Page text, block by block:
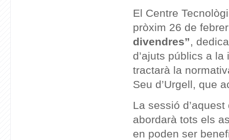
El Centre
pròxim 26 de
divendres”,
d’ajuts públics a
tractarà la
Seu d’Urgell, que
La sessió
abordarà tots els
en poden ser